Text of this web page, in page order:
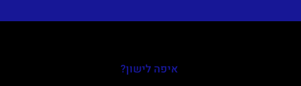
איפה לישון?